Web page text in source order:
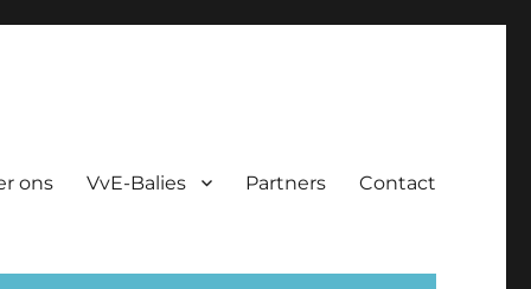
ons VvE-Balies Partners Contact